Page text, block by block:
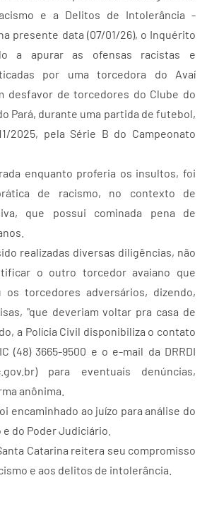
e a Delitos de Intolerância -
presente data (07/01/26), o Inquérito
a apurar as ofensas racistas e
por uma torcedora do Avaí
desfavor de torcedores do Clube do
Pará, durante uma partida de futebol,
2025, pela Série B do Campeonato
enquanto proferia os insultos, foi
de racismo, no contexto de
que possui cominada pena de
realizadas diversas diligências, não
o outro torcedor avaiano que
os torcedores adversários, dizendo,
"que deveriam voltar pra casa de
a Polícia Civil disponibiliza o contato
(48) 3665-9500 e o e-mail da DRRDI
para eventuais denúncias,
anônima.
encaminhado ao juízo para análise do
do Poder Judiciário.
Catarina reitera seu compromisso
e aos delitos de intolerância.